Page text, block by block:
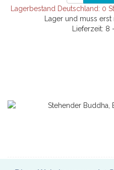
Lagerbestand Deutschland: 0
Lager und muss
Lieferzeit: 8